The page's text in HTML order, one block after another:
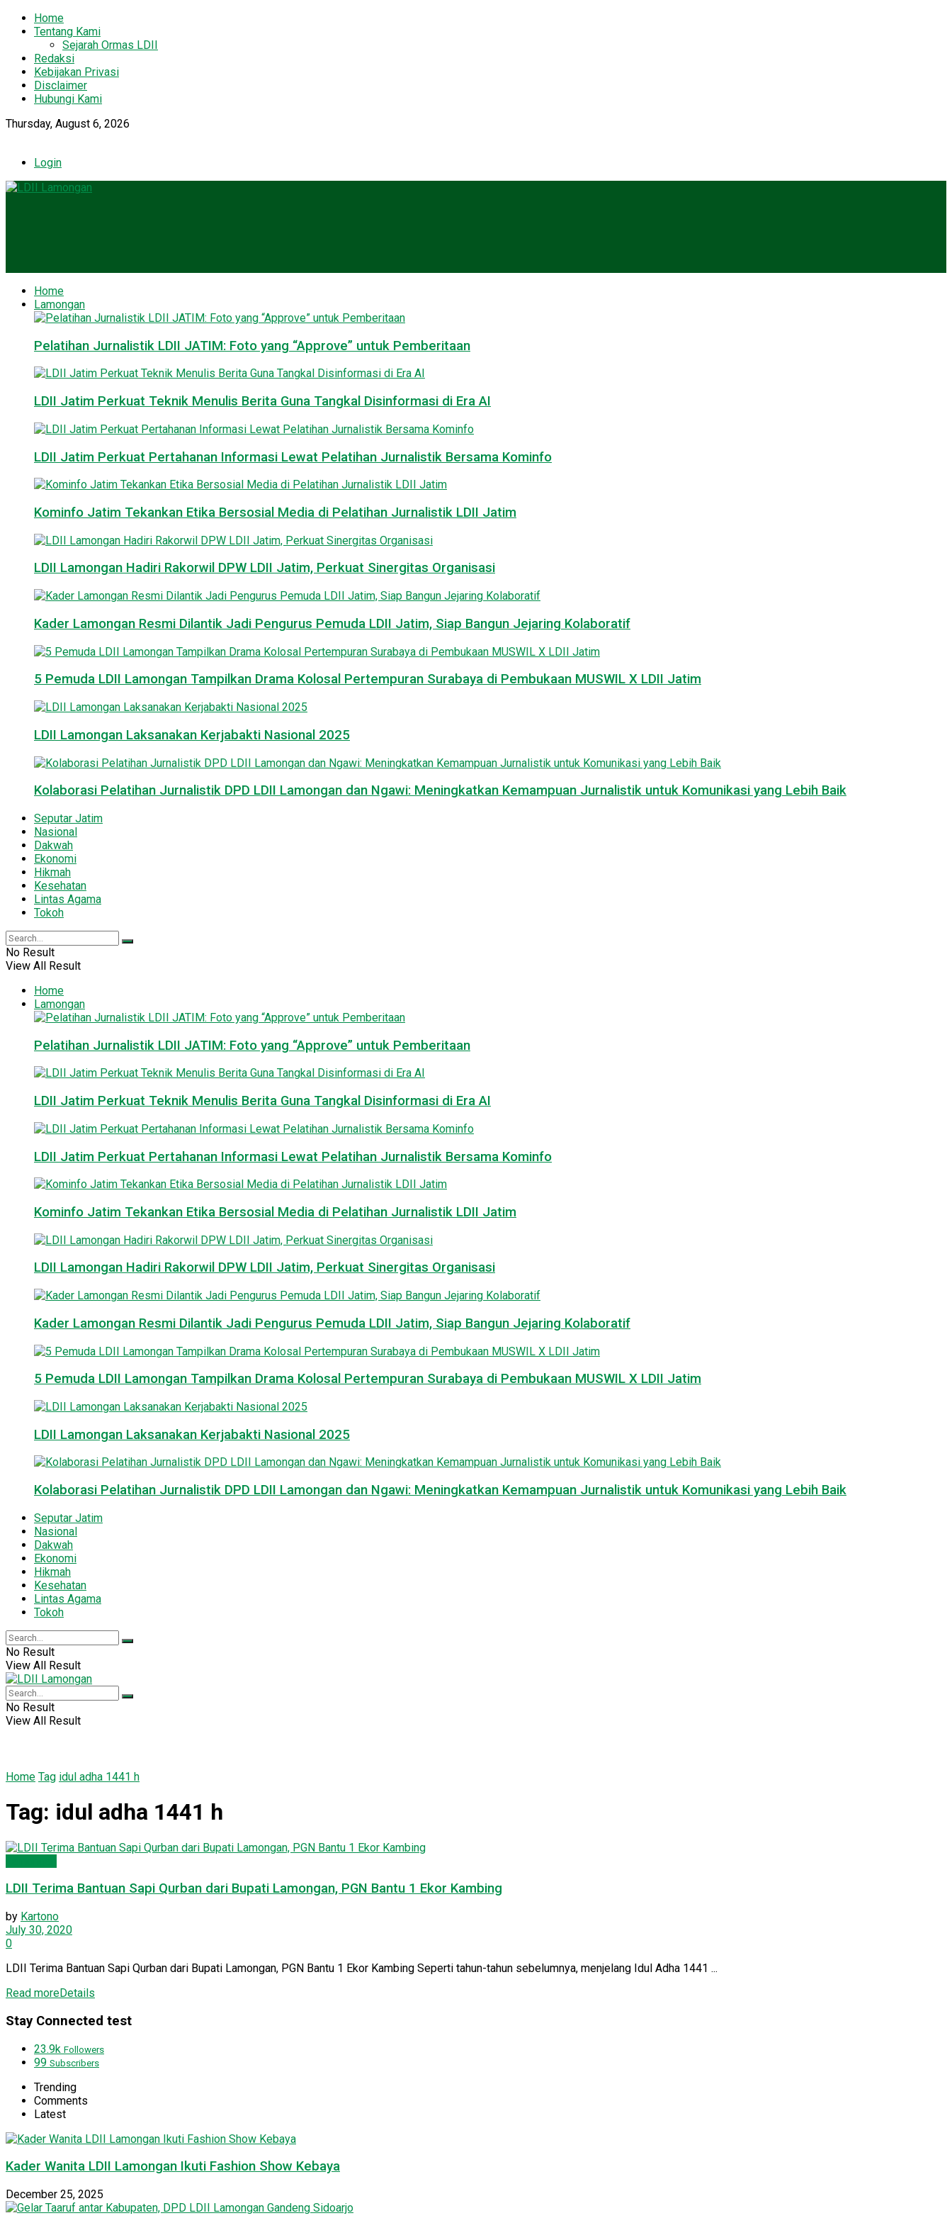
Home
Tentang Kami
Sejarah Ormas LDII
Redaksi
Kebijakan Privasi
Disclaimer
Hubungi Kami
Thursday, August 6, 2026
Login
Home
Lamongan
Pelatihan Jurnalistik LDII JATIM: Foto yang “Approve” untuk Pemberitaan
LDII Jatim Perkuat Teknik Menulis Berita Guna Tangkal Disinformasi di Era AI
LDII Jatim Perkuat Pertahanan Informasi Lewat Pelatihan Jurnalistik Bersama Kominfo
Kominfo Jatim Tekankan Etika Bersosial Media di Pelatihan Jurnalistik LDII Jatim
LDII Lamongan Hadiri Rakorwil DPW LDII Jatim, Perkuat Sinergitas Organisasi
Kader Lamongan Resmi Dilantik Jadi Pengurus Pemuda LDII Jatim, Siap Bangun Jejaring Kolaboratif
5 Pemuda LDII Lamongan Tampilkan Drama Kolosal Pertempuran Surabaya di Pembukaan MUSWIL X LDII Jatim
LDII Lamongan Laksanakan Kerjabakti Nasional 2025
Kolaborasi Pelatihan Jurnalistik DPD LDII Lamongan dan Ngawi: Meningkatkan Kemampuan Jurnalistik untuk Komunikasi yang Lebih Baik
Seputar Jatim
Nasional
Dakwah
Ekonomi
Hikmah
Kesehatan
Lintas Agama
Tokoh
No Result
View All Result
Home
Lamongan
Pelatihan Jurnalistik LDII JATIM: Foto yang “Approve” untuk Pemberitaan
LDII Jatim Perkuat Teknik Menulis Berita Guna Tangkal Disinformasi di Era AI
LDII Jatim Perkuat Pertahanan Informasi Lewat Pelatihan Jurnalistik Bersama Kominfo
Kominfo Jatim Tekankan Etika Bersosial Media di Pelatihan Jurnalistik LDII Jatim
LDII Lamongan Hadiri Rakorwil DPW LDII Jatim, Perkuat Sinergitas Organisasi
Kader Lamongan Resmi Dilantik Jadi Pengurus Pemuda LDII Jatim, Siap Bangun Jejaring Kolaboratif
5 Pemuda LDII Lamongan Tampilkan Drama Kolosal Pertempuran Surabaya di Pembukaan MUSWIL X LDII Jatim
LDII Lamongan Laksanakan Kerjabakti Nasional 2025
Kolaborasi Pelatihan Jurnalistik DPD LDII Lamongan dan Ngawi: Meningkatkan Kemampuan Jurnalistik untuk Komunikasi yang Lebih Baik
Seputar Jatim
Nasional
Dakwah
Ekonomi
Hikmah
Kesehatan
Lintas Agama
Tokoh
No Result
View All Result
No Result
View All Result
Home Tag idul adha 1441 h
Tag: idul adha 1441 h
LDII Terima Bantuan Sapi Qurban dari Bupati Lamongan, PGN Bantu 1 Ekor Kambing
by Kartono
July 30, 2020
0
LDII Terima Bantuan Sapi Qurban dari Bupati Lamongan, PGN Bantu 1 Ekor Kambing Seperti tahun-tahun sebelumnya, menjelang Idul Adha 1441 ...
Read moreDetails
Stay Connected test
23.9k Followers
99 Subscribers
Trending
Comments
Latest
Kader Wanita LDII Lamongan Ikuti Fashion Show Kebaya
December 25, 2025